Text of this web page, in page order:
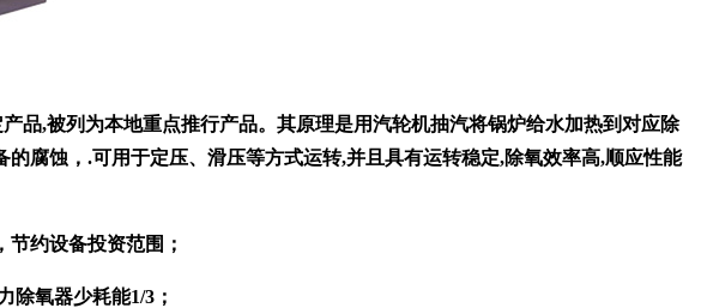
品,被列为本地重点推行产品。其原理是用汽轮机抽汽将锅炉给水加热到对应除
腐蚀，.可用于定压、滑压等方式运转,并且具有运转稳定,除氧效率高,顺应性能
约设备投资范围；
除氧器少耗能1/3；